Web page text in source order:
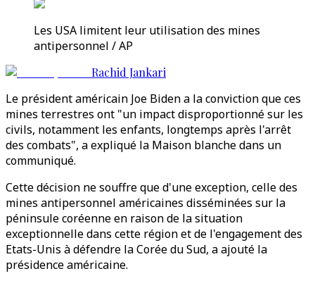
Les USA limitent leur utilisation des mines
antipersonnel / AP
Rachid Jankari
Le président américain Joe Biden a la conviction que ces
mines terrestres ont "un impact disproportionné sur les
civils, notamment les enfants, longtemps après l'arrêt
des combats", a expliqué la Maison blanche dans un
communiqué.
Cette décision ne souffre que d'une exception, celle des
mines antipersonnel américaines disséminées sur la
péninsule coréenne en raison de la situation
exceptionnelle dans cette région et de l'engagement des
Etats-Unis à défendre la Corée du Sud, a ajouté la
présidence américaine.